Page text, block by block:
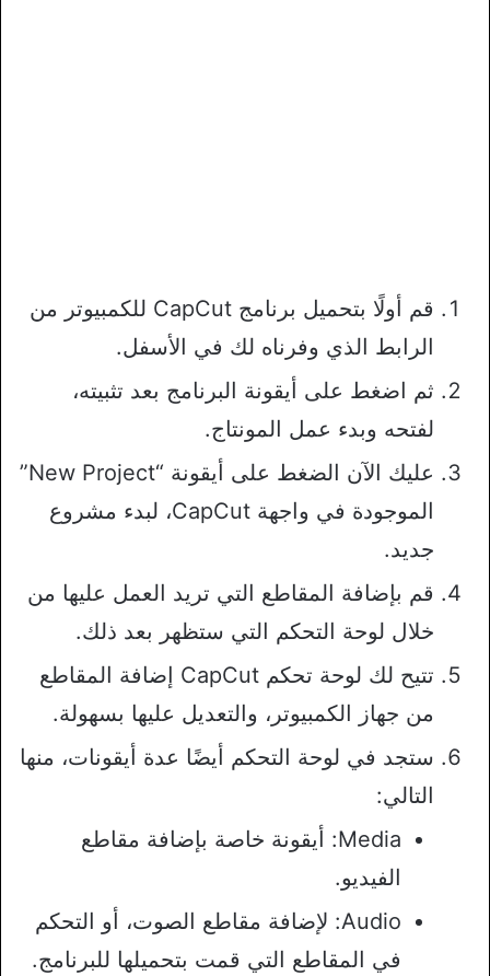
قم أولًا بتحميل برنامج CapCut للكمبيوتر من
الرابط الذي وفرناه لك في الأسفل.
ثم اضغط على أيقونة البرنامج بعد تثبيته،
لفتحه وبدء عمل المونتاج.
عليك الآن الضغط على أيقونة “New Project”
الموجودة في واجهة CapCut، لبدء مشروع
جديد.
قم بإضافة المقاطع التي تريد العمل عليها من
خلال لوحة التحكم التي ستظهر بعد ذلك.
تتيح لك لوحة تحكم CapCut إضافة المقاطع
من جهاز الكمبيوتر، والتعديل عليها بسهولة.
ستجد في لوحة التحكم أيضًا عدة أيقونات، منها
التالي:
Media: أيقونة خاصة بإضافة مقاطع
الفيديو.
Audio: لإضافة مقاطع الصوت، أو التحكم
في المقاطع التي قمت بتحميلها للبرنامج.